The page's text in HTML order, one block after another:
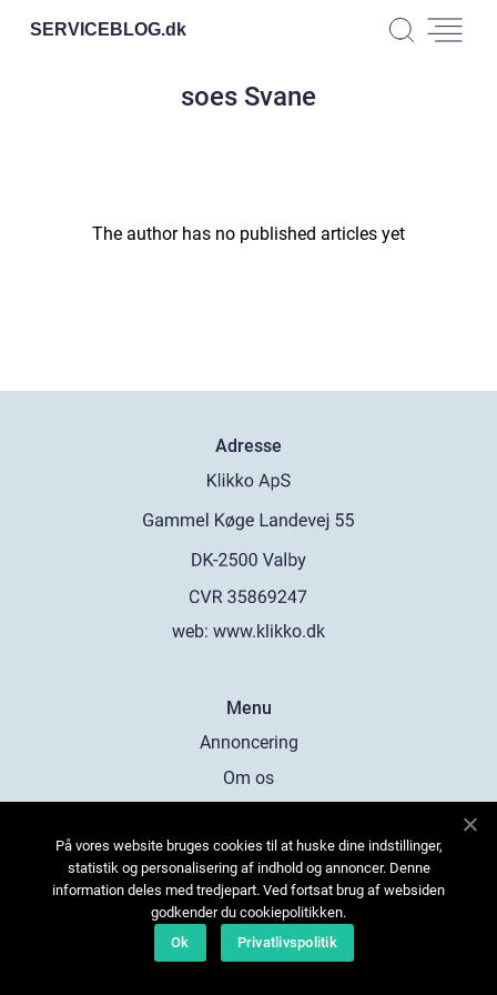
SERVICEBLOG.dk
soes Svane
The author has no published articles yet
Adresse
web: www.klikko.dk
Menu
Annoncering
Om os
Kontakt os
Sitemap
På vores website bruges cookies til at huske dine indstillinger,
statistik og personalisering af indhold og annoncer. Denne
information deles med tredjepart. Ved fortsat brug af websiden
godkender du cookiepolitikken.
Ok
Privatlivspolitik